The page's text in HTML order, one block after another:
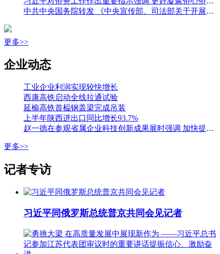
中共中央国务院转发 《中央宣传部、司法部关于开展法治宣传教育的第九个五年规划（二〇二六—二〇三〇年）》
更多>>
企业动态
工业企业利润实现较快增长
西康高铁启动全线拉通试验
延榆高铁首榀钢盖梁完成吊装
上半年陕西进出口同比增长93.7%
赵一德在参观省属企业科技创新成果展时强调 加快提升国有企业创新能力 为科技强省建设贡献更大力量 邢善萍参加
更多>>
记者专访
习近平同俄罗斯总统普京共同会见记者